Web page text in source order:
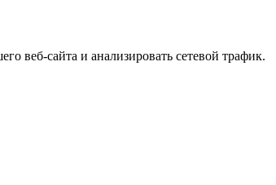
веб-сайта и анализировать сетевой трафик.